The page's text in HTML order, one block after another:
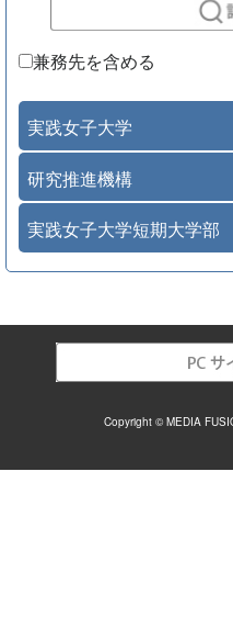
兼務先を含める
実践女子大学
研究推進機構
実践女子大学短期大学部
Copyright © MEDIA